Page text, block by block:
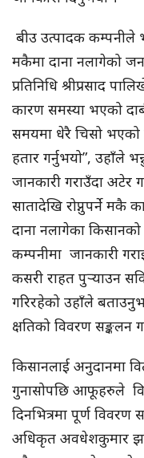
बीउ उत्पादक
मकैमा दाना नलागेको
प्रतिनिधि श्रीप्रसाद
कारण समस्या भएको
समयमा धेरै चिसो भएको
हतार गर्नुभयो”, उहाँले
जानकारी गराउँदा अटेर
सातादेखि रोप्नुपर्ने मकै
दाना नलागेका
कम्पनीमा जानकारी
कसरी राहत पुर्‍याउन
गरिरहेको उहाँले
क्षतिको विवरण सङ्कलन
किसानलाई अनुदानमा
गुनासोपछि आफूहरुले
दिनभित्रमा पूर्ण
अधिकृत अवधेशकुमार